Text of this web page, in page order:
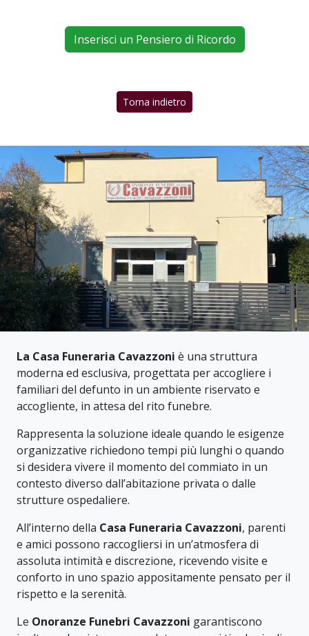
Inserisci un Pensiero di Ricordo
Torna indietro
La Casa Funeraria Cavazzoni è una struttura
moderna ed esclusiva, progettata per accogliere i
familiari del defunto in un ambiente riservato e
accogliente, in attesa del rito funebre.
Rappresenta la soluzione ideale quando le esigenze
organizzative richiedono tempi più lunghi o quando
si desidera vivere il momento del commiato in un
contesto diverso dall’abitazione privata o dalle
strutture ospedaliere.
All’interno della Casa Funeraria Cavazzoni, parenti
e amici possono raccogliersi in un’atmosfera di
assoluta intimità e discrezione, ricevendo visite e
conforto in uno spazio appositamente pensato per il
rispetto e la serenità.
Le Onoranze Funebri Cavazzoni garantiscono